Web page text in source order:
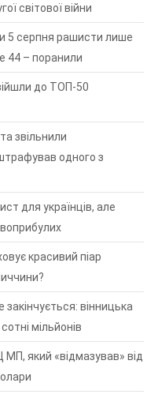
світової війни
5 серпня рашисти лише
44 – поранили
до ТОП-50
звільнили
одного з
для українців, але
красивий піар
закінчується: вінницька
мільйонів
МП, який «відмазував» від